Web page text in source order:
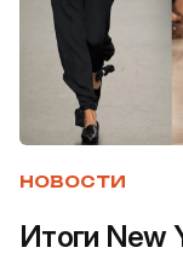
НОВОСТИ
Итоги New